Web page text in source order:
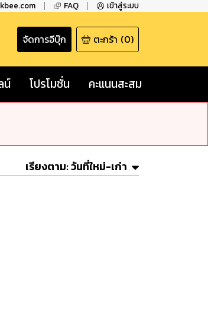
FAQ เข้าสู่ระบบ
จัดการอีบุ๊ก ตะกร้า (0)
น์ โปรโมชั่น คะแนนสะสม
เรียงตาม:วันที่ใหม่-เก่า